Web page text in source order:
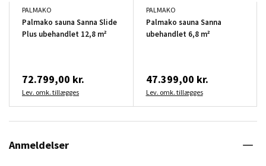
PALMAKO
Palmako sauna Sanna Slide
Plus ubehandlet 12,8 m²
72.799,00 kr.
Lev. omk. tillægges
PALMAKO
Palmako sauna Sanna
ubehandlet 6,8 m²
47.399,00 kr.
Lev. omk. tillægges
Anmeldelser